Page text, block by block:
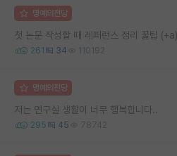
명예의전당
첫 논문 작성할 때 레퍼런스 정리 꿀팁 (+a)
261 34 110192
명예의전당
저는 연구실 생활이 너무 행복합니다..
295 45 78742